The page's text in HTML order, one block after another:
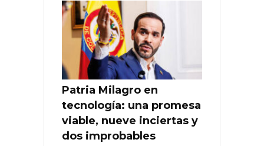
Patria Milagro en
tecnología: una promesa
viable, nueve inciertas y
dos improbables